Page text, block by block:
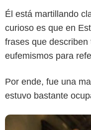
Él está martillando
curioso es que en
frases que
eufemismos para
Por ende, fue una
estuvo bastante